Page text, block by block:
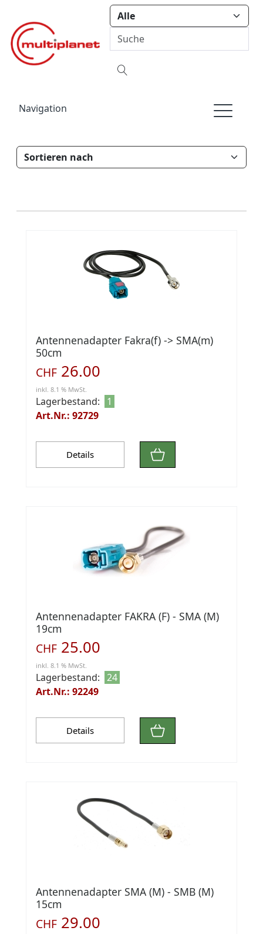
Navigation
Antennenadapter Fakra(f) -> SMA(m)
50cm
CHF 26.00
inkl. 8.1 % MwSt.
Lagerbestand:
1
Art.Nr.: 92729
Details
Antennenadapter FAKRA (F) - SMA (M)
19cm
CHF 25.00
inkl. 8.1 % MwSt.
Lagerbestand: 24
Art.Nr.: 92249
Details
Antennenadapter SMA (M) - SMB (M)
15cm
CHF 29.00